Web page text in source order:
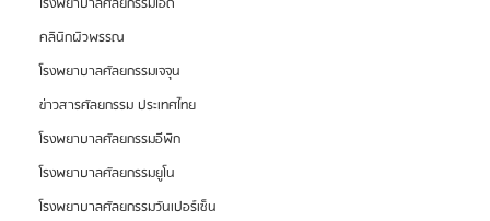
คลินิกผิวพรรณ
โรงพยาบาลศัลยกรรมเจจุน
ข่าวสารศัลยกรรม ประเทศไทย
โรงพยาบาลศัลยกรรมอีพิก
โรงพยาบาลศัลยกรรมยูโน
โรงพยาบาลศัลยกรรมวันเปอร์เซ็น